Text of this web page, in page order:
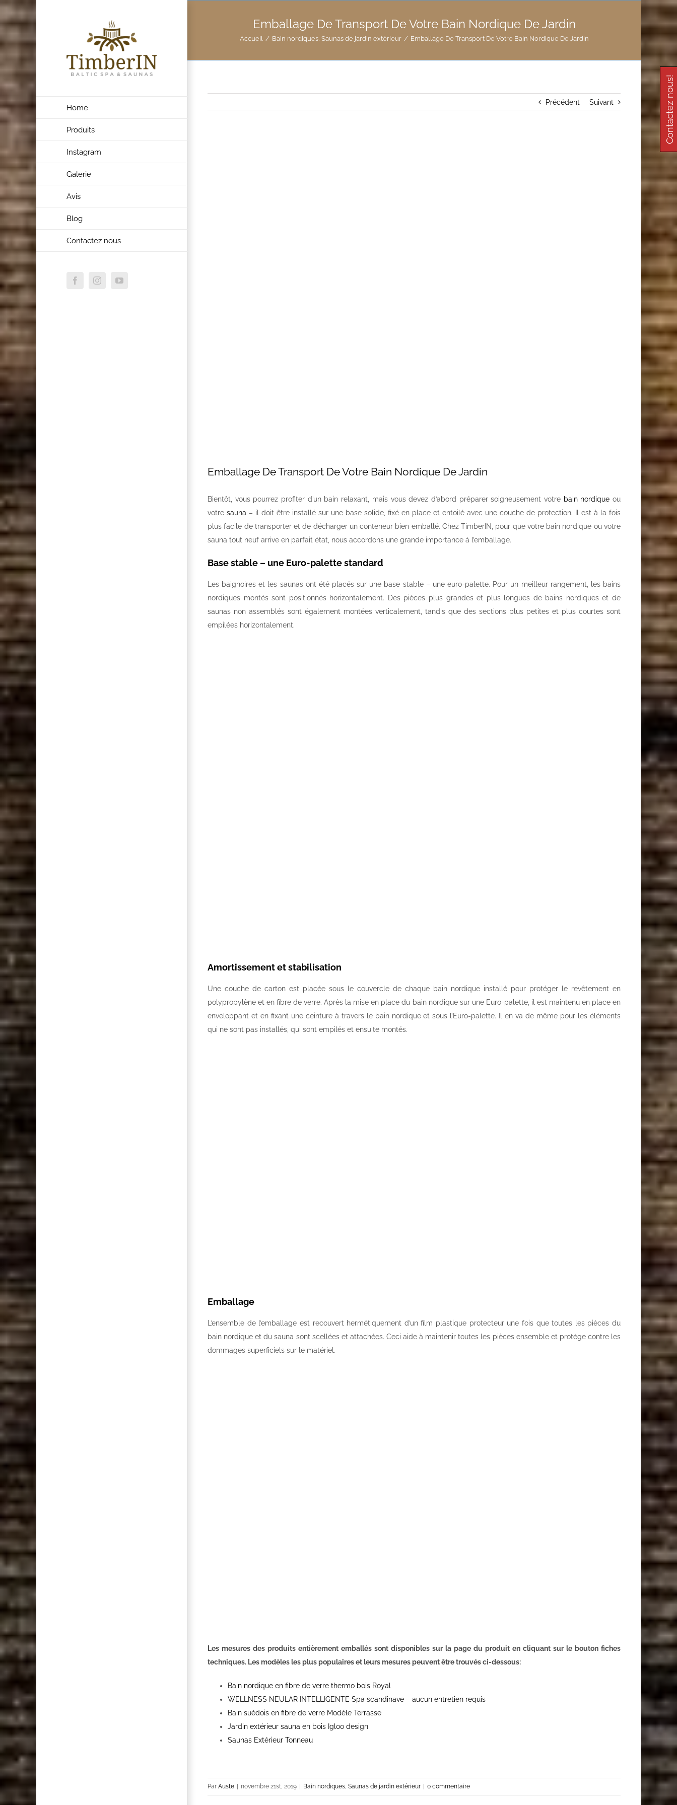
Skip
to
Home
Produits
Instagram
Galerie
Avis
Blog
Contactez nous
FacebookInstagramYouTube
Emballage De Transport De Votre Bain Nordique De Jardin
Accueil / Bain nordiques, Saunas de jardin extérieur / Emballage De Transport De Votre Bain Nordique De Jardin
Précédent Suivant
Emballage De Transport De Votre Bain Nordique De Jardin
Bientôt, vous pourrez profiter d’un bain relaxant, mais vous devez d’abord préparer soigneusement votrebain nordique ou
votre sauna – il doit être installé sur une base solide, fixé en place et entoilé avec une couche de protection. Il est à la fois
plus facile de transporter et de décharger un conteneur bien emballé. Chez TimberIN, pour que votre bain nordique ou votre
sauna tout neuf arrive en parfait état, nous accordons une grande importance à l’emballage.
Base stable – une Euro-palette standard
Les baignoires et les saunas ont été placés sur une base stable – une euro-palette. Pour un meilleur rangement, les bains
nordiques montés sont positionnés horizontalement. Des pièces plus grandes et plus longues de bains nordiques et de
saunas non assemblés sont également montées verticalement, tandis que des sections plus petites et plus courtes sont
empilées horizontalement.
Amortissement et stabilisation
Une couche de carton est placée sous le couvercle de chaque bain nordique installé pour protéger le revêtement en
polypropylène et en fibre de verre. Après la mise en place du bain nordique sur une Euro-palette, il est maintenu en place en
enveloppant et en fixant une ceinture à travers le bain nordique et sous l’Euro-palette. Il en va de même pour les éléments
qui ne sont pas installés, qui sont empilés et ensuite montés.
Emballage
L’ensemble de l’emballage est recouvert hermétiquement d’un film plastique protecteur une fois que toutes les pièces du
bain nordique et du sauna sont scellées et attachées. Ceci aide à maintenir toutes les pièces ensemble et protège contre les
dommages superficiels sur le matériel.
Les mesures des produits entièrement emballés sont disponibles sur la page du produit en cliquant sur le bouton fiches
techniques. Les modèles les plus populaires et leurs mesures peuvent être trouvés ci-dessous:
Bain nordique en fibre de verre thermo bois Royal
WELLNESS NEULAR INTELLIGENTE Spa scandinave – aucun entretien requis
Bain suédois en fibre de verre Modèle Terrasse
Jardin extérieur sauna en bois Igloo design
Saunas Extérieur Tonneau
Par Auste novembre 21st, 2019 Bain nordiques, Saunas de jardin extérieur 0 commentaire
Contactez nous!